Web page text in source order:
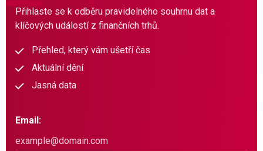
Přihlaste se k odběru pravidelného souhrnu dat a
klíčových událostí z finančních trhů.
Přehled, který vám ušetří čas
Aktuální dění
Jasná data
Email: